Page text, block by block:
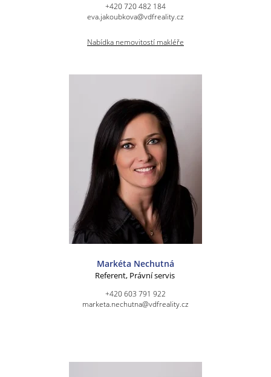
+420 720 482 184
eva.jakoubkova@vdfreality.cz
Nabídka nemovitostí makléře
Markéta Nechutná
Referent, Právní servis
+420 603 791 922
marketa.nechutna@vdfreality.cz